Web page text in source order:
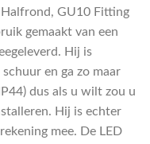
GU10 Fitting
gemaakt van een
Hij is
en ga zo maar
dus als u wilt zou u
Hij is echter
mee. De LED